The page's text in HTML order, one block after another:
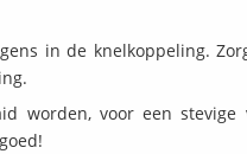
in de knelkoppeling.
worden, voor een